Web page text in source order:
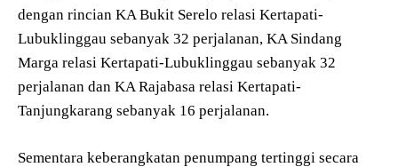
dengan rincian KA Bukit Serelo relasi Kertapati-
Lubuklinggau sebanyak 32 perjalanan, KA Sindang
Marga relasi Kertapati-Lubuklinggau sebanyak 32
perjalanan dan KA Rajabasa relasi Kertapati-
Tanjungkarang sebanyak 16 perjalanan.
Sementara keberangkatan penumpang tertinggi secara